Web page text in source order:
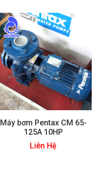
Máy bơm Pentax CM 65-
125A 10HP
Liên Hệ